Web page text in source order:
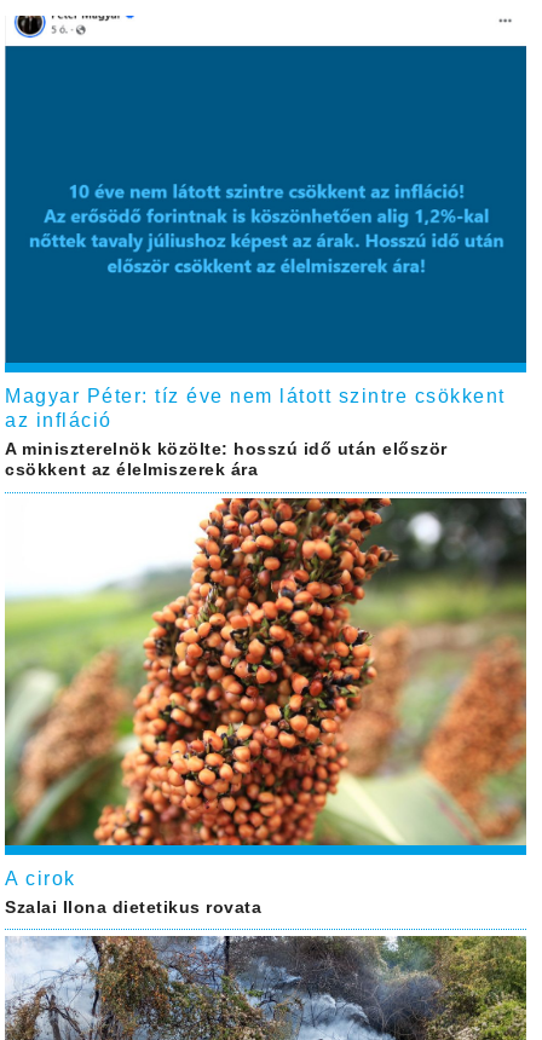
Magyar Péter: tíz éve nem látott szintre csökkent
az infláció
A miniszterelnök közölte: hosszú idő után először
csökkent az élelmiszerek ára
A cirok
Szalai Ilona dietetikus rovata